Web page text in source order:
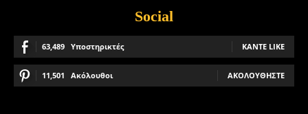
Social
63,489 Υποστηρικτές ΚΆΝΤΕ LIKE
11,501 Ακόλουθοι ΑΚΟΛΟΥΘΉΣΤΕ